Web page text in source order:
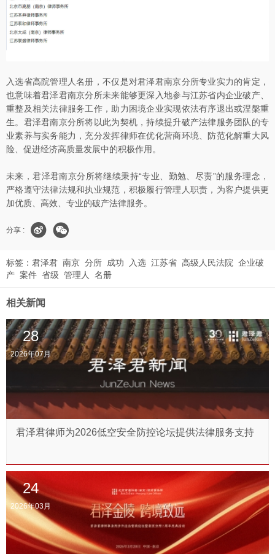
入选省高院管理人名册，不仅是对君泽君南京分所专业实力的肯定，
也意味着君泽君南京分所未来能够更深入地参与江苏省内企业破产、
重整及相关法律服务工作，助力困境企业实现依法有序退出或涅槃重
生。君泽君南京分所将以此为契机，持续提升破产法律服务团队的专
业素养与实务能力，充分发挥律师在优化营商环境、防范化解重大风
险、促进经济高质量发展中的积极作用。
未来，君泽君南京分所将继续秉持“专业、勤勉、尽责”的服务理念，
严格遵守法律法规和执业规范，积极履行管理人职责，为客户提供更
加优质、高效、专业的破产法律服务。
分享 :
标签： 君泽君 南京 分所 成功 入选 江苏省 高级人民法院 企业破
产 案件 省级 管理人 名册
相关新闻
28
2026年07月
君泽君律师为2026低空安全防控论坛提供法律服务支持
24
2026年03月